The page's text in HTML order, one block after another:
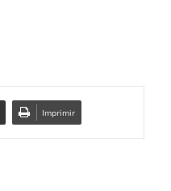
Imprimir